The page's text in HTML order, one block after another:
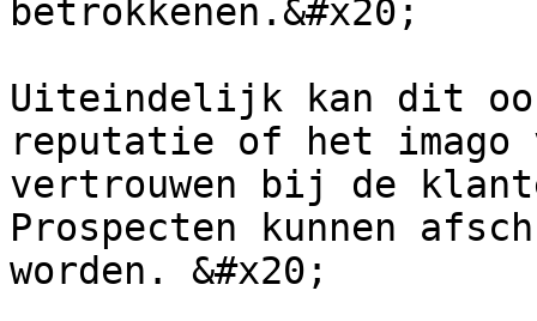
betrokkenen.&#x20;
Uiteindelijk kan dit ook
reputatie of het
vertrouwen bij de
Prospecten kunnen
worden. &#x20;